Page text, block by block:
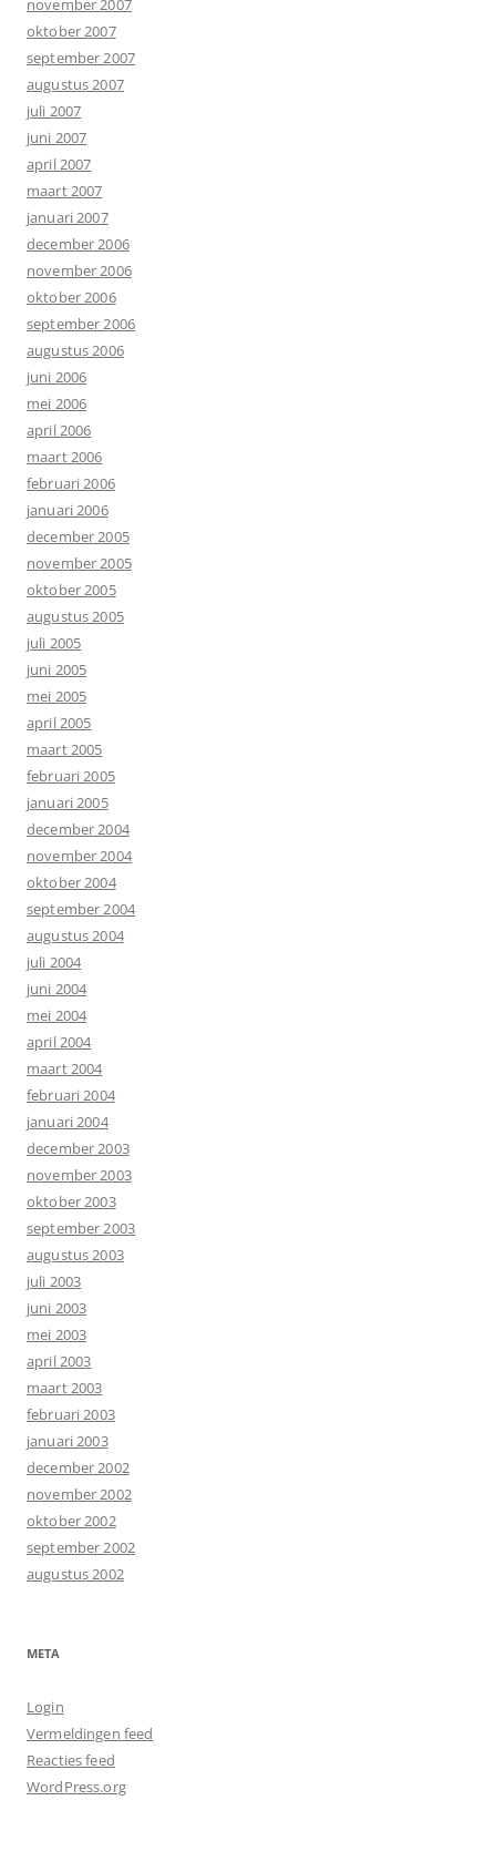
oktober 2007
september 2007
augustus 2007
juli 2007
juni 2007
april 2007
maart 2007
januari 2007
december 2006
november 2006
oktober 2006
september 2006
augustus 2006
juni 2006
mei 2006
april 2006
maart 2006
februari 2006
januari 2006
december 2005
november 2005
oktober 2005
augustus 2005
juli 2005
juni 2005
mei 2005
april 2005
maart 2005
februari 2005
januari 2005
december 2004
november 2004
oktober 2004
september 2004
augustus 2004
juli 2004
juni 2004
mei 2004
april 2004
maart 2004
februari 2004
januari 2004
december 2003
november 2003
oktober 2003
september 2003
augustus 2003
juli 2003
juni 2003
mei 2003
april 2003
maart 2003
februari 2003
januari 2003
december 2002
november 2002
oktober 2002
september 2002
augustus 2002
META
Login
Vermeldingen feed
Reacties feed
WordPress.org